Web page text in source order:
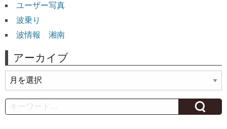
ユーザー写真
波乗り
波情報 湘南
アーカイブ
ー
カ
イ
Search